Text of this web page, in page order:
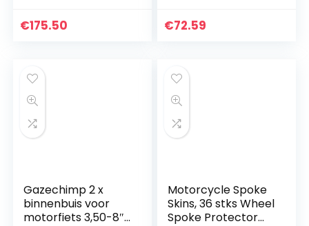
€175.50
Spatbescherming
€72.59
Gazechimp 2 x
binnenbuis voor
motorfiets 3,50-8″
Motorcycle Spoke
Skins, 36 stks Wheel
Spoke Protector